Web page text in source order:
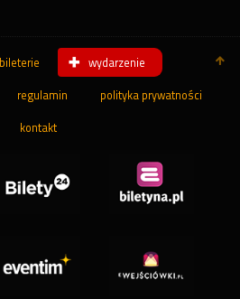
bileterie wydarzenie
regulamin polityka prywatności
kontakt